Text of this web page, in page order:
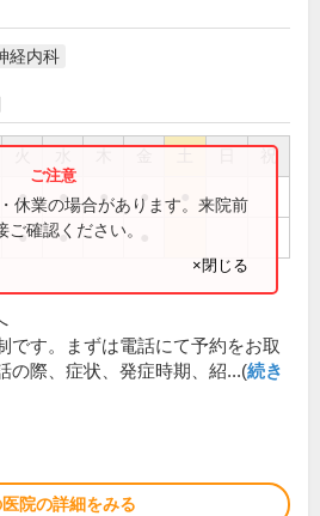
経内科
祝
● ● ● ●
● ●
休業の場合があります。来院前
確認ください。
×閉じる
です。まずは電話にて予約をお取
の際、症状、発症時期、紹...(続き
院の詳細をみる